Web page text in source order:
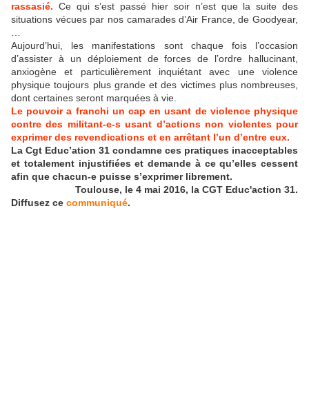
rassasié. Ce qui s’est passé hier soir n’est que la suite des
situations vécues par nos camarades d’Air France, de Goodyear,
Aujourd’hui, les manifestations sont chaque fois l’occasion
d’assister à un déploiement de forces de l’ordre hallucinant,
anxiogène et particulièrement inquiétant avec une violence
physique toujours plus grande et des victimes plus nombreuses,
dont certaines seront marquées à vie.
Le pouvoir a franchi un cap en usant de violence physique
contre des militant-e-s usant d’actions non violentes pour
exprimer des revendications et en arrêtant l’un d’entre eux.
La Cgt Educ’ation 31 condamne ces pratiques inacceptables
et totalement injustifiées et demande à ce qu’elles cessent
afin que chacun-e puisse s’exprimer librement.
Toulouse, le 4 mai 2016, la CGT Educ'action 31.
Diffusez ce communiqué.